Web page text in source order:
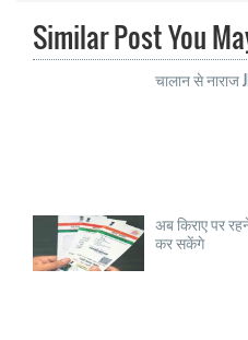
Similar Post You
चालान से नाराज
अब किराए पर
कर सकेंगे